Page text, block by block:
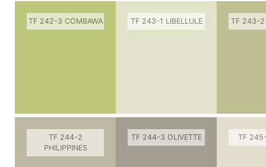
TF 242-3 COMBAWA TF 243-1 LIBELLULE TF 243-2
TF 244-2
PHILIPPINES
TF 244-3 OLIVETTE TF